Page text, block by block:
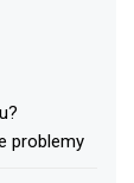
problemy